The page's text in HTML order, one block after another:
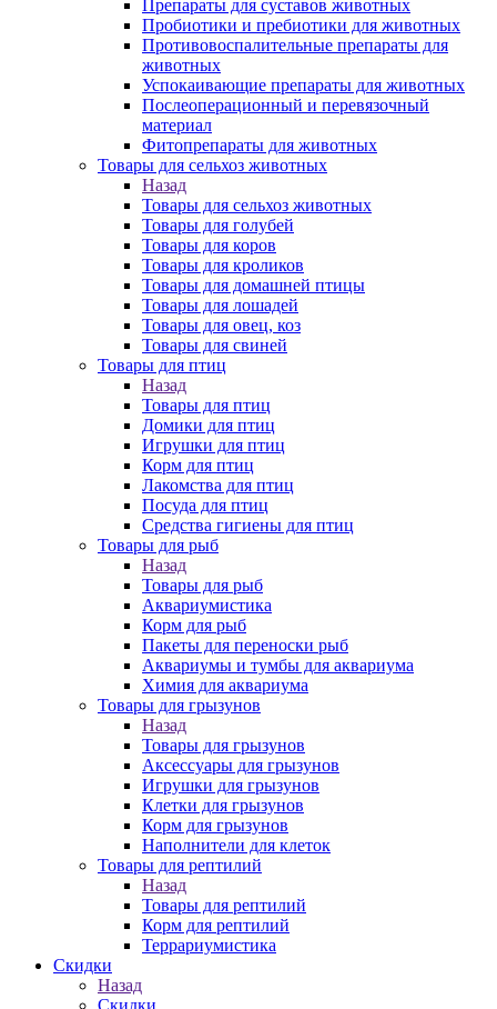
Препараты для суставов животных
Пробиотики и пребиотики для животных
Противовоспалительные препараты для
животных
Успокаивающие препараты для животных
Послеоперационный и перевязочный
материал
Фитопрепараты для животных
Товары для сельхоз животных
Назад
Товары для сельхоз животных
Товары для голубей
Товары для коров
Товары для кроликов
Товары для домашней птицы
Товары для лошадей
Товары для овец, коз
Товары для свиней
Товары для птиц
Назад
Товары для птиц
Домики для птиц
Игрушки для птиц
Корм для птиц
Лакомства для птиц
Посуда для птиц
Средства гигиены для птиц
Товары для рыб
Назад
Товары для рыб
Аквариумистика
Корм для рыб
Пакеты для переноски рыб
Аквариумы и тумбы для аквариума
Химия для аквариума
Товары для грызунов
Назад
Товары для грызунов
Аксессуары для грызунов
Игрушки для грызунов
Клетки для грызунов
Корм для грызунов
Наполнители для клеток
Товары для рептилий
Назад
Товары для рептилий
Корм для рептилий
Террариумистика
Скидки
Назад
Скидки